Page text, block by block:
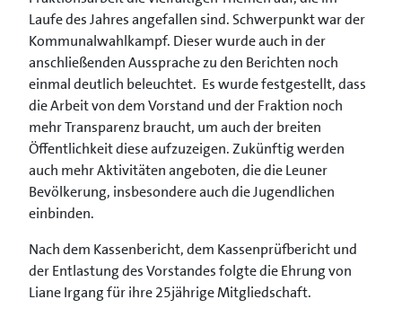
Laufe des Jahres angefallen sind. Schwerpunkt war der
Kommunalwahlkampf. Dieser wurde auch in der
anschließenden Aussprache zu den Berichten noch
einmal deutlich beleuchtet. Es wurde festgestellt, dass
die Arbeit von dem Vorstand und der Fraktion noch
mehr Transparenz braucht, um auch der breiten
Öffentlichkeit diese aufzuzeigen. Zukünftig werden
auch mehr Aktivitäten angeboten, die die Leuner
Bevölkerung, insbesondere auch die Jugendlichen
einbinden.
Nach dem Kassenbericht, dem Kassenprüfbericht und
der Entlastung des Vorstandes folgte die Ehrung von
Liane Irgang für ihre 25jährige Mitgliedschaft.